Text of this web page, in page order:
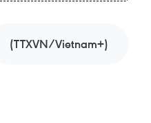
(TTXVN/Vietnam+)